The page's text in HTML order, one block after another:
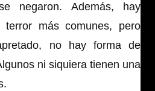
negaron. Además, hay
terror más comunes, pero
no hay forma de
ni siquiera tienen una